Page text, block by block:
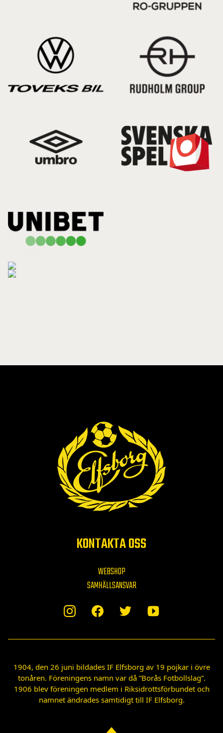
KONTAKTA OSS
WEBSHOP
SAMHÄLLSANSVAR
1904, den 26 juni bildades IF Elfsborg av 19 pojkar i övre
tonåren. Föreningens namn var då ”Borås Fotbollslag”.
1906 blev föreningen medlem i Riksidrottsförbundet och
namnet ändrades samtidigt till IF Elfsborg.